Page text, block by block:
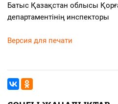
Батыс Қазақстан облысы
департаментінің инспекторы
Версия для печати